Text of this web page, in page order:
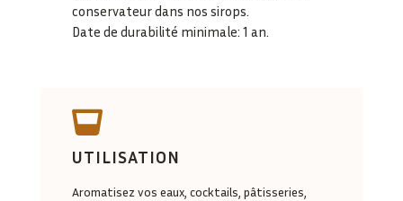
conservateur dans nos sirops.
Date de durabilité minimale: 1 an.

UTILISATION
Aromatisez vos eaux, cocktails, pâtisseries,